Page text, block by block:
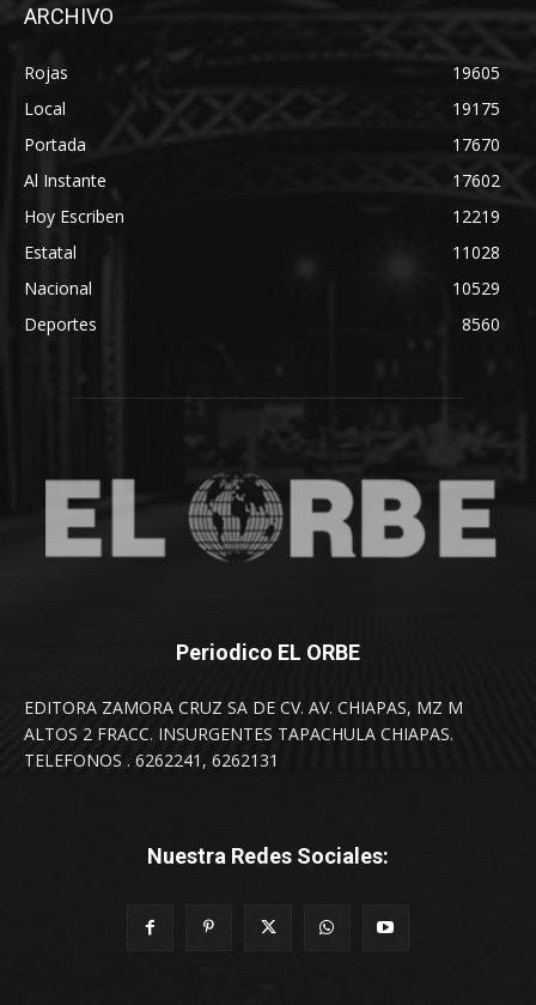
ARCHIVO
Rojas
19605
Local
19175
Portada
17670
Al Instante
17602
Hoy Escriben
12219
Estatal
11028
Nacional
10529
Deportes
8560
Periodico EL ORBE
EDITORA ZAMORA CRUZ SA DE CV. AV. CHIAPAS, MZ M
ALTOS 2 FRACC. INSURGENTES TAPACHULA CHIAPAS.
TELEFONOS . 6262241, 6262131
Nuestra Redes Sociales: